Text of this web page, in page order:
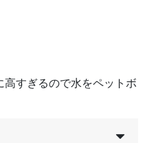
すぎるので水をペットボ